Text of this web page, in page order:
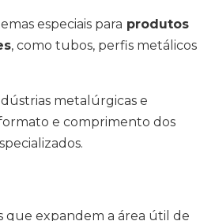
especiais para produtos
, como tubos, perfis metálicos
metalúrgicas e
e comprimento dos
que expandem a área útil de